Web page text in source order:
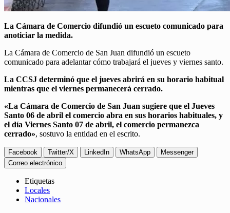
La Cámara de Comercio difundió un escueto comunicado para
anoticiar la medida.
La Cámara de Comercio de San Juan difundió un escueto
comunicado para adelantar cómo trabajará el jueves y viernes santo.
La CCSJ determinó que el jueves abrirá en su horario habitual
mientras que el viernes permanecerá cerrado.
«La Cámara de Comercio de San Juan sugiere que el Jueves
Santo 06 de abril el comercio abra en sus horarios habituales, y
el día Viernes Santo 07 de abril, el comercio permanezca
cerrado», sostuvo la entidad en el escrito.
Facebook Twitter/X LinkedIn WhatsApp
Messenger
Correo electrónico
Etiquetas
Locales
Nacionales